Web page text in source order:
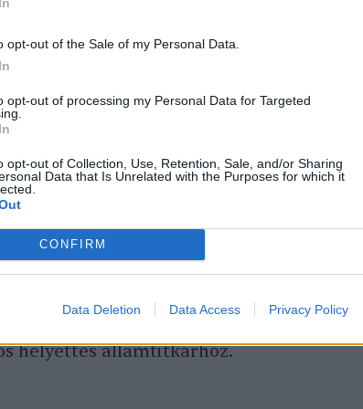
opt-out of the Sale of my Personal Data.
opt-out of processing my Personal Data for Targeted
opt-out of Collection, Use, Retention, Sale, and/or Sharing
Data that Is Unrelated with the Purposes for which it
CONFIRM
Data Deletion Data Access Privacy Policy
nyolc parlagi sas, három uhu és két
további hat parlagi sas, egy rétisas
a tünetek és a megtalálási helyszín
jelenlétét. Mivel az elpusztult védett
része soha nem kerül elő, a valós
hogy egy új és országosan igen jelentős
problémáról van szó, amely
igényel, ezért felvették a kapcsolatot az
és levélben fordultak a
helyettes államtitkárhoz.